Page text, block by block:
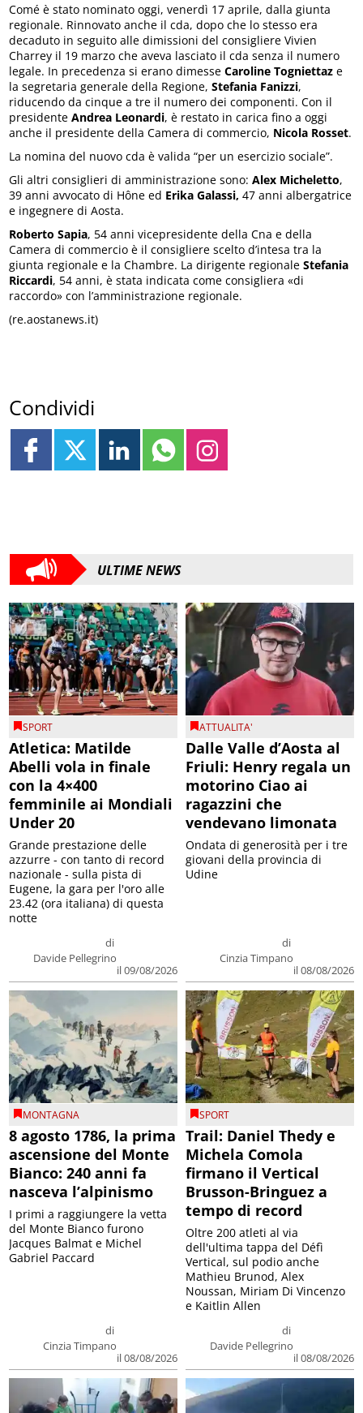
Comé è stato nominato oggi, venerdì 17 aprile, dalla giunta
regionale. Rinnovato anche il cda, dopo che lo stesso era
decaduto in seguito alle dimissioni del consigliere Vivien
Charrey il 19 marzo che aveva lasciato il cda senza il numero
legale. In precedenza si erano dimesseCaroline Togniettaz e
la segretaria generale della Regione,Stefania Fanizzi,
riducendo da cinque a tre il numero dei componenti. Con il
presidenteAndrea Leonardi, è restato in carica fino a oggi
anche il presidente della Camera di commercio, Nicola Rosset.
La nomina del nuovo cda è valida “per un esercizio sociale”.
Gli altri consiglieri di amministrazione sono:Alex Micheletto,
39 anni avvocato di Hône ed Erika Galassi, 47 anni albergatrice
e ingegnere di Aosta.
Roberto Sapia, 54 anni vicepresidente della Cna e della
Camera di commercio è il consigliere scelto d’intesa tra la
giunta regionale e la Chambre. La dirigente regionaleStefania
Riccardi, 54 anni, è stata indicata come consigliera «di
raccordo» con l’amministrazione regionale.
(re.aostanews.it)
Condividi
ULTIME NEWS
SPORT
Atletica: Matilde
Abelli vola in finale
con la 4×400
femminile ai Mondiali
Under 20
di
Davide Pellegrino
il 09/08/2026
Grande prestazione delle
azzurre - con tanto di record
nazionale - sulla pista di
Eugene, la gara per l'oro alle
23.42 (ora italiana) di questa
notte
ATTUALITA'
Dalle Valle d’Aosta al
Friuli: Henry regala un
motorino Ciao ai
ragazzini che
vendevano limonata
di
Cinzia Timpano
il 08/08/2026
Ondata di generosità per i tre
giovani della provincia di
Udine
MONTAGNA
8 agosto 1786, la prima
ascensione del Monte
Bianco: 240 anni fa
nasceva l’alpinismo
di
Cinzia Timpano
il 08/08/2026
I primi a raggiungere la vetta
del Monte Bianco furono
Jacques Balmat e Michel
Gabriel Paccard
SPORT
Trail: Daniel Thedy e
Michela Comola
firmano il Vertical
Brusson-Bringuez a
tempo di record
di
Davide Pellegrino
il 08/08/2026
Oltre 200 atleti al via
dell'ultima tappa del Défì
Vertical, sul podio anche
Mathieu Brunod, Alex
Noussan, Miriam Di Vincenzo
e Kaitlin Allen